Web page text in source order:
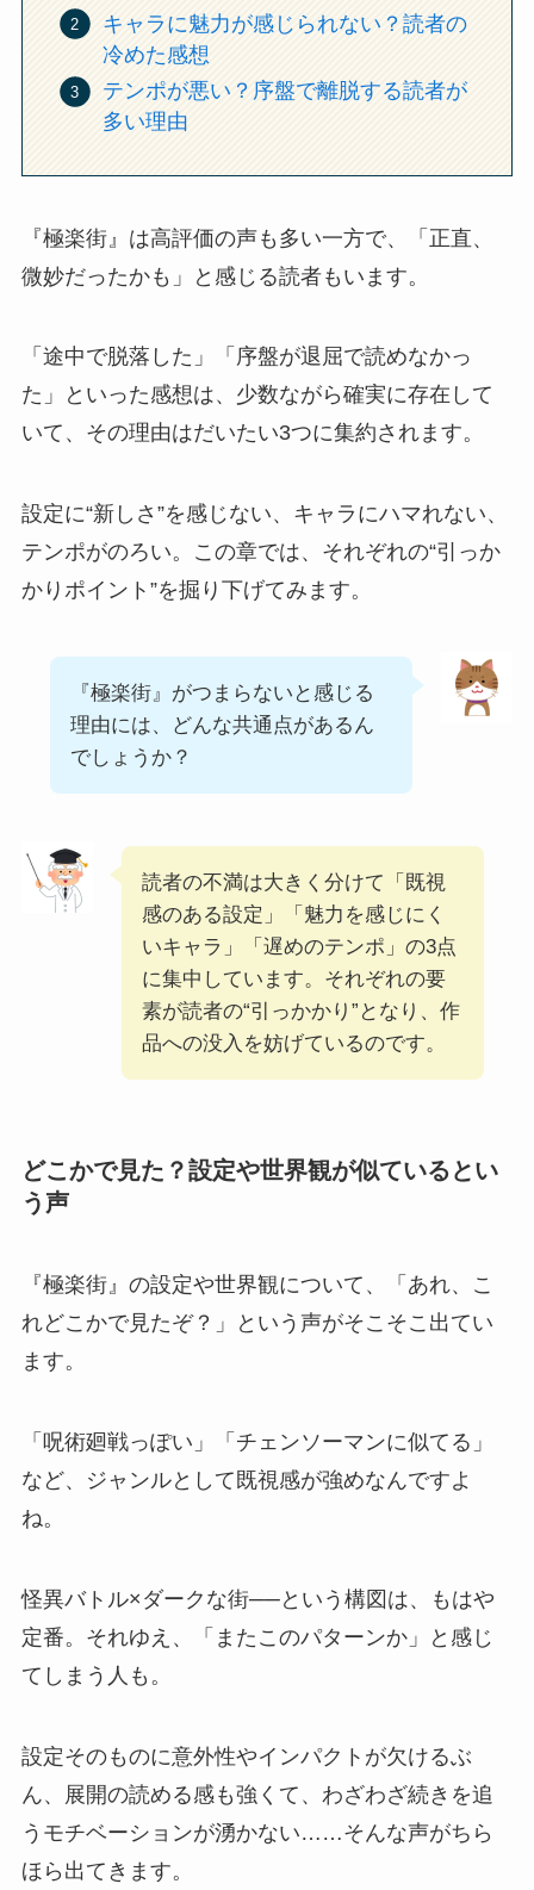
キャラに魅力が感じられない？読者の
冷めた感想
テンポが悪い？序盤で離脱する読者が
多い理由
『極楽街』は高評価の声も多い一方で、「正直、
微妙だったかも」と感じる読者もいます。
「途中で脱落した」「序盤が退屈で読めなかっ
た」といった感想は、少数ながら確実に存在して
いて、その理由はだいたい3つに集約されます。
設定に“新しさ”を感じない、キャラにハマれない、
テンポがのろい。この章では、それぞれの“引っか
かりポイント”を掘り下げてみます。
『極楽街』がつまらないと感じる
理由には、どんな共通点があるん
でしょうか？
読者の不満は大きく分けて「既視
感のある設定」「魅力を感じにく
いキャラ」「遅めのテンポ」の3点
に集中しています。それぞれの要
素が読者の“引っかかり”となり、作
品への没入を妨げているのです。
どこかで見た？設定や世界観が似ているとい
う声
『極楽街』の設定や世界観について、「あれ、こ
れどこかで見たぞ？」という声がそこそこ出てい
ます。
「呪術廻戦っぽい」「チェンソーマンに似てる」
など、ジャンルとして既視感が強めなんですよ
ね。
怪異バトル×ダークな街──という構図は、もはや
定番。それゆえ、「またこのパターンか」と感じ
てしまう人も。
設定そのものに意外性やインパクトが欠けるぶ
ん、展開の読める感も強くて、わざわざ続きを追
うモチベーションが湧かない……そんな声がちら
ほら出てきます。